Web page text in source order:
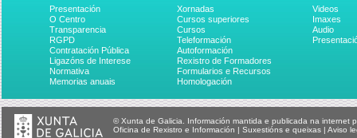
Presentación
O Centro
Transparencia
RGPD
Contratación Pública
Ligazóns de Interese
Normativa
Memorias anuais
Xornadas
Cursos superiores
Cursos
Teleformación
Autoformación
Rexistro de Formadores
Formularios e Recursos
Homologación
Videos
Imaxes
Audio
© Xunta de Galicia. Información mantida e publicada na internet
Oficina de Rexistro e Información | Suxestións e queixas | Aviso